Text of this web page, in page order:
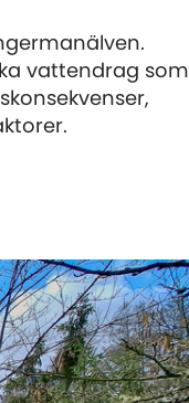
vattendrag som